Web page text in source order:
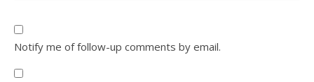
Notify me of follow-up comments by email.